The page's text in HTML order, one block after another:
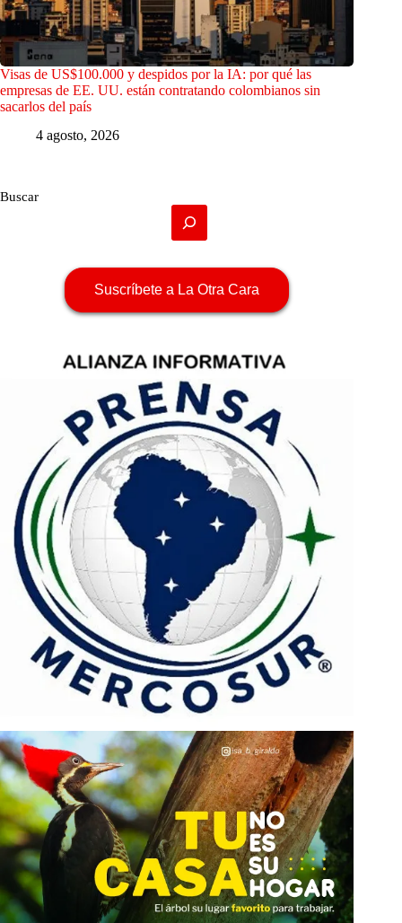
Visas de US$100.000 y despidos por la IA: por qué las
empresas de EE. UU. están contratando colombianos sin
sacarlos del país
4 agosto, 2026
Buscar
Suscríbete a La Otra Cara